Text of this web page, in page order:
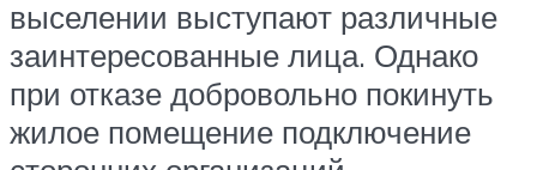
выселении выступают различные
заинтересованные лица. Однако
при отказе добровольно покинуть
жилое помещение подключение